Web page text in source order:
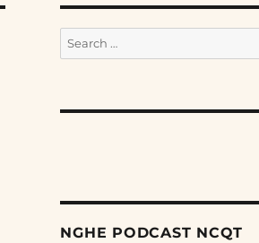
Search
for:
NGHE PODCAST NCQT